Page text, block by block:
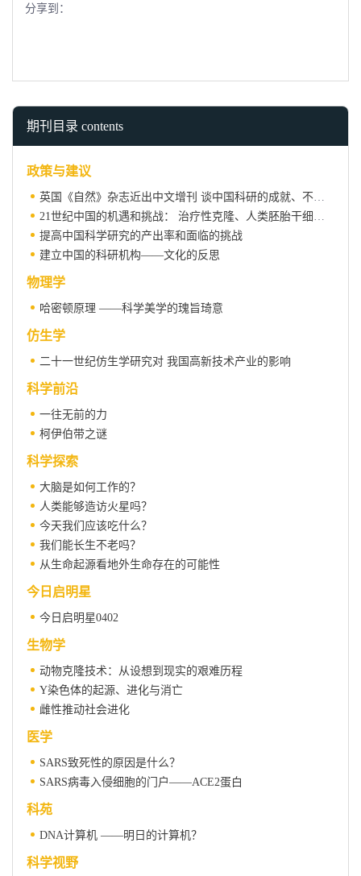
分享到：
期刊目录 contents
政策与建议
英国《自然》杂志近出中文增刊 谈中国科研的成就、不足与改进建议
21世纪中国的机遇和挑战： 治疗性克隆、人类胚胎干细胞和 相关胚胎生物技术的研究与开发
提高中国科学研究的产出率和面临的挑战
建立中国的科研机构——文化的反思
物理学
哈密顿原理 ——科学美学的瑰旨琦意
仿生学
二十一世纪仿生学研究对 我国高新技术产业的影响
科学前沿
一往无前的力
柯伊伯带之谜
科学探索
大脑是如何工作的？
人类能够造访火星吗？
今天我们应该吃什么？
我们能长生不老吗？
从生命起源看地外生命存在的可能性
今日启明星
今日启明星0402
生物学
动物克隆技术：从设想到现实的艰难历程
Y染色体的起源、进化与消亡
雌性推动社会进化
医学
SARS致死性的原因是什么？
SARS病毒入侵细胞的门户——ACE2蛋白
科苑
DNA计算机 ——明日的计算机？
科学视野